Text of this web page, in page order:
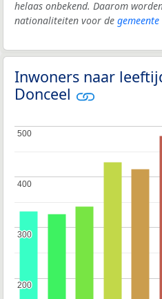
helaas onbekend. Daarom
nationaliteiten voor de gemeente
Inwoners naar
Donceel
200
200
300
300
400
400
500
500